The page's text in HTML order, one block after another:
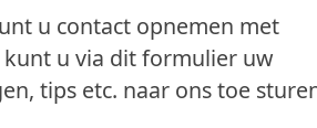
u contact opnemen met
kunt u via dit formulier uw
tips etc. naar ons toe